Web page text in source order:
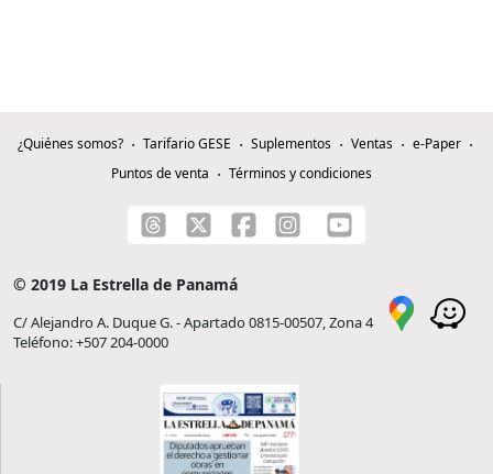
¿Quiénes somos? Tarifario GESE Suplementos Ventas
e-Paper
Puntos de venta
Términos y condiciones
© 2019 La Estrella de Panamá
C/ Alejandro A. Duque G. - Apartado 0815-00507, Zona 4
Teléfono: +507 204-0000